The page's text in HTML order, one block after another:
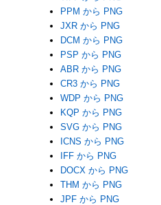
PPM から PNG
JXR から PNG
DCM から PNG
PSP から PNG
ABR から PNG
CR3 から PNG
WDP から PNG
KQP から PNG
SVG から PNG
ICNS から PNG
IFF から PNG
DOCX から PNG
THM から PNG
JPF から PNG